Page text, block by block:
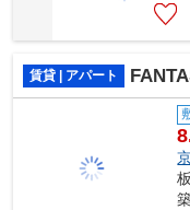
賃貸 | アパート